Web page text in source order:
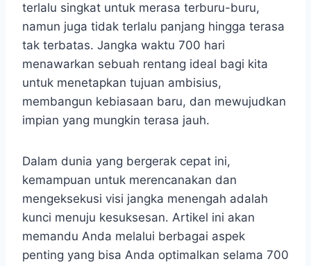
terlalu singkat untuk merasa terburu-buru,
namun juga tidak terlalu panjang hingga terasa
tak terbatas. Jangka waktu 700 hari
menawarkan sebuah rentang ideal bagi kita
untuk menetapkan tujuan ambisius,
membangun kebiasaan baru, dan mewujudkan
impian yang mungkin terasa jauh.
Dalam dunia yang bergerak cepat ini,
kemampuan untuk merencanakan dan
mengeksekusi visi jangka menengah adalah
kunci menuju kesuksesan. Artikel ini akan
memandu Anda melalui berbagai aspek
penting yang bisa Anda optimalkan selama 700